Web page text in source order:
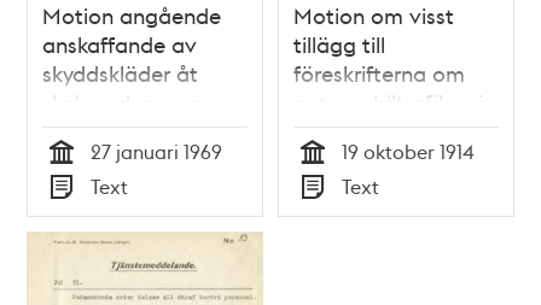
Motion angående
anskaffande av
skyddskläder åt
skolungdom som
tjänstgör som
skolpolis -
Stadsfullmäktige
1969
Tid
27 januari 1969
Typ
Text
Motion om visst
tillägg till
föreskrifterna om
automobiltrafiken i
Stockholm -
Stadsfullmäktige
1914
Tid
19 oktober 1914
Typ
Text